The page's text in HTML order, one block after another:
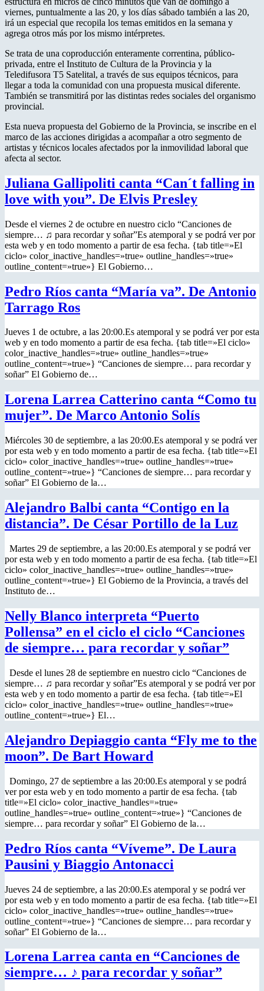
viernes, puntualmente a las 20, y los días sábado también a las 20,
irá un especial que recopila los temas emitidos en la semana y
agrega otros más por los mismo intérpretes.
Se trata de una coproducción enteramente correntina, público-
privada, entre el Instituto de Cultura de la Provincia y la
Teledifusora T5 Satelital, a través de sus equipos técnicos, para
llegar a toda la comunidad con una propuesta musical diferente.
También se transmitirá por las distintas redes sociales del organismo
provincial.
Esta nueva propuesta del Gobierno de la Provincia, se inscribe en el
marco de las acciones dirigidas a acompañar a otro segmento de
artistas y técnicos locales afectados por la inmovilidad laboral que
afecta al sector.
Juliana Gallipoliti canta “Can´t falling in
love with you”. De Elvis Presley
Desde el viernes 2 de octubre en nuestro ciclo “Canciones de
siempre… ♫ para recordar y soñar”Es atemporal y se podrá ver por
esta web y en todo momento a partir de esa fecha. {tab title=»El
ciclo» color_inactive_handles=»true» outline_handles=»true»
outline_content=»true»} El Gobierno…
Pedro Ríos canta “María va”. De Antonio
Tarrago Ros
Jueves 1 de octubre, a las 20:00.Es atemporal y se podrá ver por esta
web y en todo momento a partir de esa fecha. {tab title=»El ciclo»
color_inactive_handles=»true» outline_handles=»true»
outline_content=»true»} “Canciones de siempre… para recordar y
soñar” El Gobierno de…
Lorena Larrea Catterino canta “Como tu
mujer”. De Marco Antonio Solís
Miércoles 30 de septiembre, a las 20:00.Es atemporal y se podrá ver
por esta web y en todo momento a partir de esa fecha. {tab title=»El
ciclo» color_inactive_handles=»true» outline_handles=»true»
outline_content=»true»} “Canciones de siempre… para recordar y
soñar” El Gobierno de la…
Alejandro Balbi canta “Contigo en la
distancia”. De César Portillo de la Luz
Martes 29 de septiembre, a las 20:00.Es atemporal y se podrá ver
por esta web y en todo momento a partir de esa fecha. {tab title=»El
ciclo» color_inactive_handles=»true» outline_handles=»true»
outline_content=»true»} El Gobierno de la Provincia, a través del
Instituto de…
Nelly Blanco interpreta “Puerto
Pollensa” en el ciclo el ciclo “Canciones
de siempre… para recordar y soñar”
Desde el lunes 28 de septiembre en nuestro ciclo “Canciones de
siempre… ♫ para recordar y soñar”Es atemporal y se podrá ver por
esta web y en todo momento a partir de esa fecha. {tab title=»El
ciclo» color_inactive_handles=»true» outline_handles=»true»
outline_content=»true»} El…
Alejandro Depiaggio canta “Fly me to the
moon”. De Bart Howard
Domingo, 27 de septiembre a las 20:00.Es atemporal y se podrá
ver por esta web y en todo momento a partir de esa fecha. {tab
title=»El ciclo» color_inactive_handles=»true»
outline_handles=»true» outline_content=»true»} “Canciones de
siempre… para recordar y soñar” El Gobierno de la…
Pedro Ríos canta “Víveme”. De Laura
Pausini y Biaggio Antonacci
Jueves 24 de septiembre, a las 20:00.Es atemporal y se podrá ver
por esta web y en todo momento a partir de esa fecha. {tab title=»El
ciclo» color_inactive_handles=»true» outline_handles=»true»
outline_content=»true»} “Canciones de siempre… para recordar y
soñar” El Gobierno de la…
Lorena Larrea canta en “Canciones de
siempre… ♪ para recordar y soñar”